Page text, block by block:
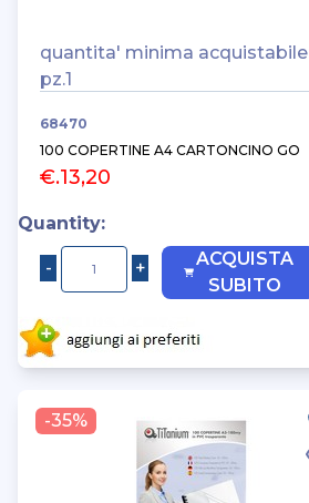
quantita' minima acquistabile
pz.1
68470
100 COPERTINE A4 CARTONCINO GO
€.13,20
Quantity:
ACQUISTA
SUBITO
-35%